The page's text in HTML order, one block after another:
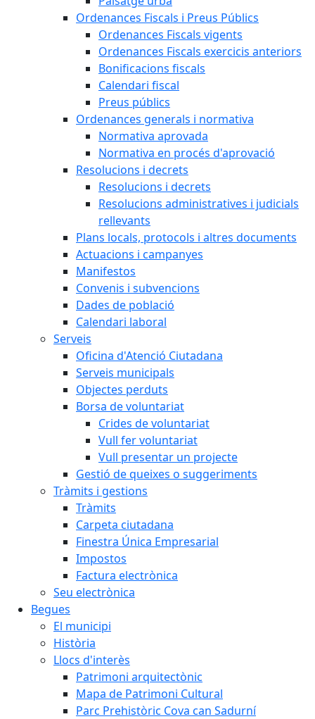
Ordenances Fiscals i Preus Públics
Ordenances Fiscals vigents
Ordenances Fiscals exercicis anteriors
Bonificacions fiscals
Calendari fiscal
Preus públics
Ordenances generals i normativa
Normativa aprovada
Normativa en procés d'aprovació
Resolucions i decrets
Resolucions i decrets
Resolucions administratives i judicials
rellevants
Plans locals, protocols i altres documents
Actuacions i campanyes
Manifestos
Convenis i subvencions
Dades de població
Calendari laboral
Serveis
Oficina d'Atenció Ciutadana
Serveis municipals
Objectes perduts
Borsa de voluntariat
Crides de voluntariat
Vull fer voluntariat
Vull presentar un projecte
Gestió de queixes o suggeriments
Tràmits i gestions
Tràmits
Carpeta ciutadana
Finestra Única Empresarial
Impostos
Factura electrònica
Seu electrònica
Begues
El municipi
Història
Llocs d'interès
Patrimoni arquitectònic
Mapa de Patrimoni Cultural
Parc Prehistòric Cova can Sadurní